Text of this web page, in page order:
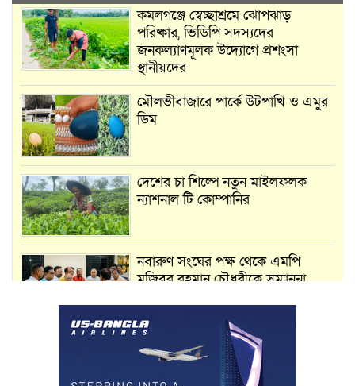
কমলগঞ্জে স্বেচ্ছাশ্রমে ঝোপঝাড়
পরিষ্কার, ভিডিপি সদস্যদের
জনকল্যাণমূলক উদ্যোগে প্রশংসা
স্থানীয়দের
মৌলভীবাজারে পার্কে উটপাখি ও এমুর
ডিম
দেশের চা শিল্পে নতুন মাইলফলক
ন্যাশনাল টি কোম্পানির
নবারুণ সংঘের পক্ষ থেকে এমপি
মুজিবুর রহমান চৌধুরীকে সম্মাননা
মার্শাল আর্ট ক্লাব কাপে ‘জুসা মার্শাল
আর্ট’ এর সাফল্য, শ্রীমঙ্গলের আয়াত ও
আইরাহ ঝুলিতে ৪ পদক